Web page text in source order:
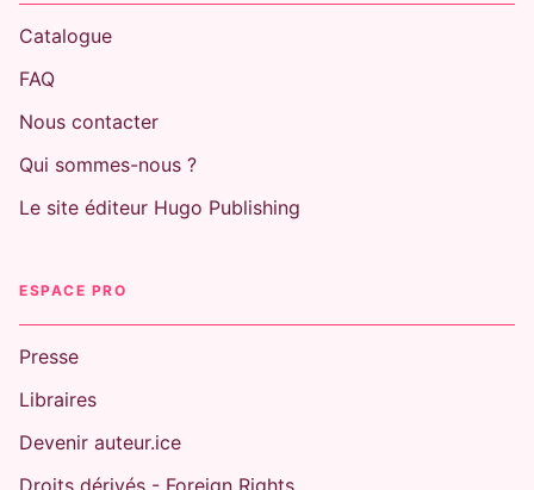
Catalogue
FAQ
Nous contacter
Qui sommes-nous ?
Le site éditeur Hugo Publishing
ESPACE PRO
Presse
Libraires
Devenir auteur.ice